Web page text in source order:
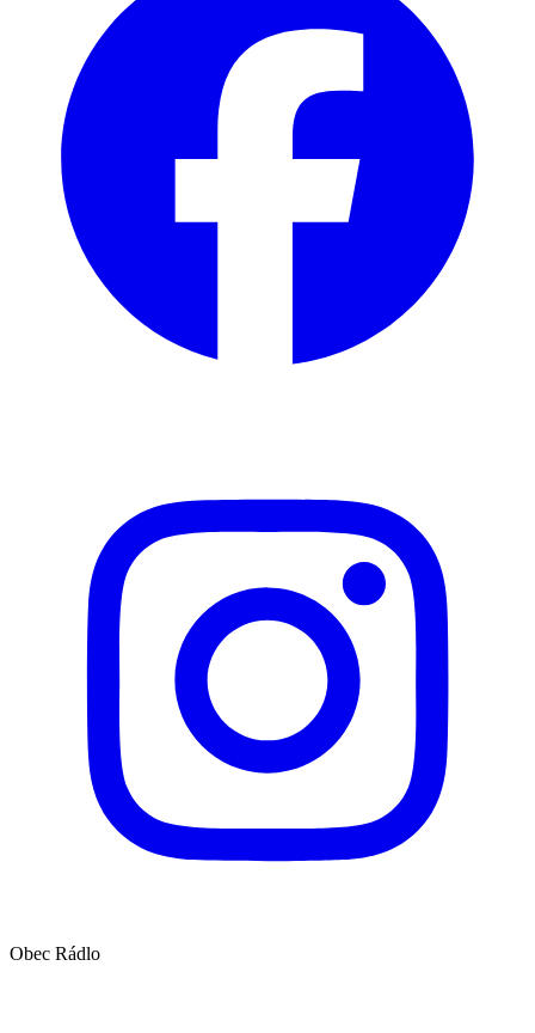
Obec Rádlo